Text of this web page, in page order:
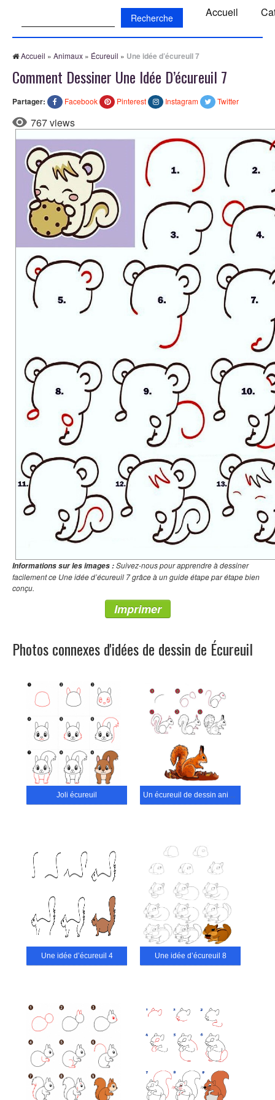
Accueil
Accueil » Animaux » Écureuil » Une idée d’écureuil 7
Comment Dessiner Une Idée D’écureuil 7
Partager: Facebook Pinterest Instagram Twitter
767 views
Informations sur les images :Suivez-nous pour apprendre à dessiner
facilement ce Une idée d’écureuil 7 grâce à un guide étape par étape bien
conçu.
Imprimer
Photos connexes d'idées de dessin de Écureuil
Joli écureuil Un écureuil de dessin animé
Une idée d’écureuil 4 Une idée d’écureuil 8